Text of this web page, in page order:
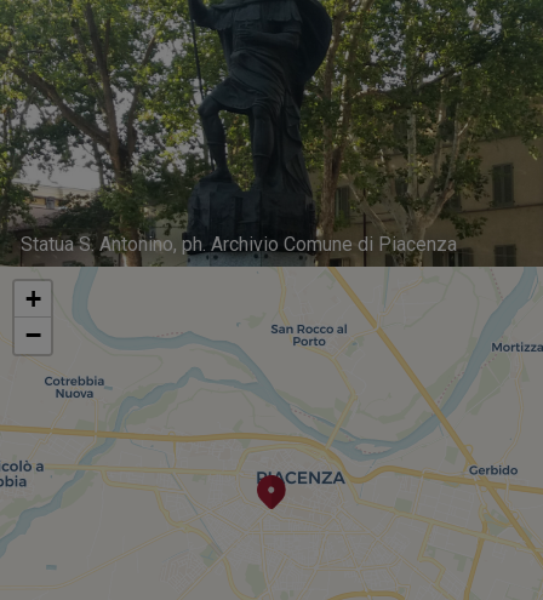
Statua S. Antonino, ph. Archivio Comune di Piacenza
+
−